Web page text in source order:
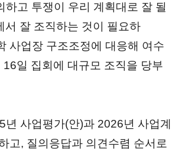
하고 투쟁이 우리 계획대로 잘 될
서 잘 조직하는 것이 필요하
사업장 구조조정에 대응해 여수
16일 집회에 대규모 조직을 당부
년 사업평가(안)과 2026년 사업계
고, 질의응답과 의견수렴 순서로